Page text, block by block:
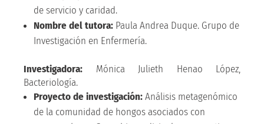
de servicio y caridad.
Nombre del tutora: Paula Andrea Duque. Grupo de
Investigación en Enfermería.
Investigadora: Mónica Julieth Henao López,
Bacteriología.
Proyecto de investigación:Análisis metagenómico
de la comunidad de hongos asociados con